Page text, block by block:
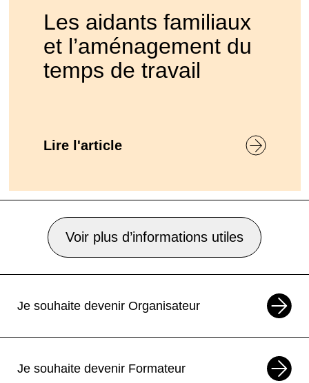
Les aidants familiaux
et l’aménagement du
temps de travail
Lire l'article
Voir plus d’informations utiles
Je souhaite devenir Organisateur
Je souhaite devenir Formateur